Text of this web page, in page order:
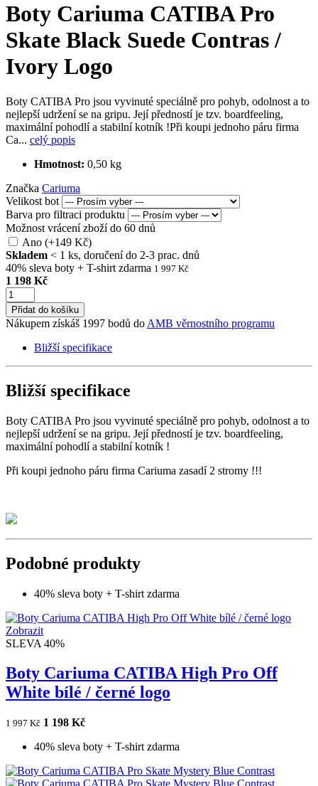
Boty Cariuma CATIBA Pro
Skate Black Suede Contras /
Ivory Logo
Boty CATIBA Pro jsou vyvinuté speciálně pro pohyb, odolnost a to
nejlepší udržení se na gripu. Její předností je tzv. boardfeeling,
maximální pohodlí a stabilní kotník !Při koupi jednoho páru firma
Ca... celý popis
Hmotnost: 0,50 kg
Značka Cariuma
Velikost bot
Barva pro filtraci produktu
Možnost vrácení zboží do 60 dnů
Ano (+149 Kč)
Skladem < 1 ks, doručení do 2-3 prac. dnů
40% sleva boty + T-shirt zdarma 1 997 Kč
1 198 Kč
Přidat do košíku
Nákupem získáš 1997 bodů do AMB věrnostního programu
Bližší specifikace
Bližší specifikace
Boty CATIBA Pro jsou vyvinuté speciálně pro pohyb, odolnost a to
nejlepší udržení se na gripu. Její předností je tzv. boardfeeling,
maximální pohodlí a stabilní kotník !
Při koupi jednoho páru firma Cariuma zasadí 2 stromy !!!
Podobné produkty
40% sleva boty + T-shirt zdarma
Zobrazit
SLEVA 40%
Boty Cariuma CATIBA High Pro Off
White bílé / černé logo
1 997 Kč 1 198 Kč
40% sleva boty + T-shirt zdarma